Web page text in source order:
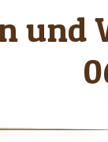
und